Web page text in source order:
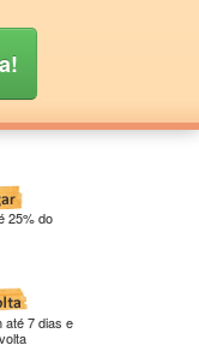
25% do
até 7 dias e